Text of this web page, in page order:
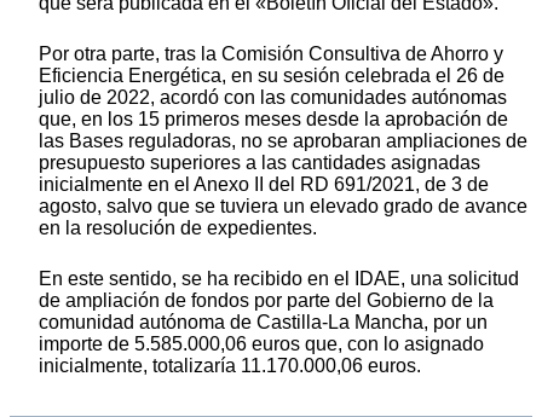
Por otra parte, tras la Comisión Consultiva de Ahorro y
Eficiencia Energética, en su sesión celebrada el 26 de
julio de 2022, acordó con las comunidades autónomas
que, en los 15 primeros meses desde la aprobación de
las Bases reguladoras, no se aprobaran ampliaciones de
presupuesto superiores a las cantidades asignadas
inicialmente en el Anexo II del RD 691/2021, de 3 de
agosto, salvo que se tuviera un elevado grado de avance
en la resolución de expedientes.
En este sentido, se ha recibido en el IDAE, una solicitud
de ampliación de fondos por parte del Gobierno de la
comunidad autónoma de Castilla-La Mancha, por un
importe de 5.585.000,06 euros que, con lo asignado
inicialmente, totalizaría 11.170.000,06 euros.